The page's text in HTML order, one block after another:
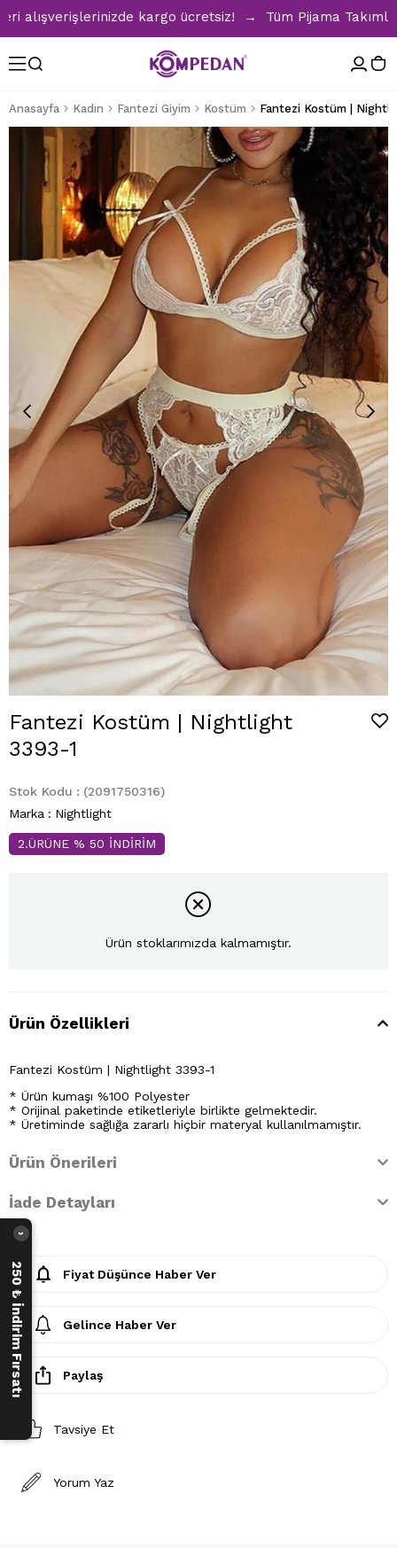
alışverişlerinizde kargo ücretsiz! → Tüm Pijama
Anasayfa Kadın Fantezi Giyim Kostüm Fantezi Kostüm |
Fantezi Kostüm | Nightlight
3393-1
Stok Kodu
(2091750316)
Marka : Nightlight
2.ÜRÜNE % 50 İNDİRİM
Ürün stoklarımızda kalmamıştır.
Ürün Özellikleri
Fantezi Kostüm | Nightlight 3393-1
* Ürün kumaşı %100 Polyester
* Orijinal paketinde etiketleriyle birlikte gelmektedir.
* Üretiminde sağlığa zararlı hiçbir materyal kullanılmamıştır.
Ürün Önerileri
İade Detayları
Fiyat Düşünce Haber Ver
Gelince Haber Ver
Paylaş
Tavsiye Et
Yorum Yaz
250 ₺ İndirim Fırsatı
›